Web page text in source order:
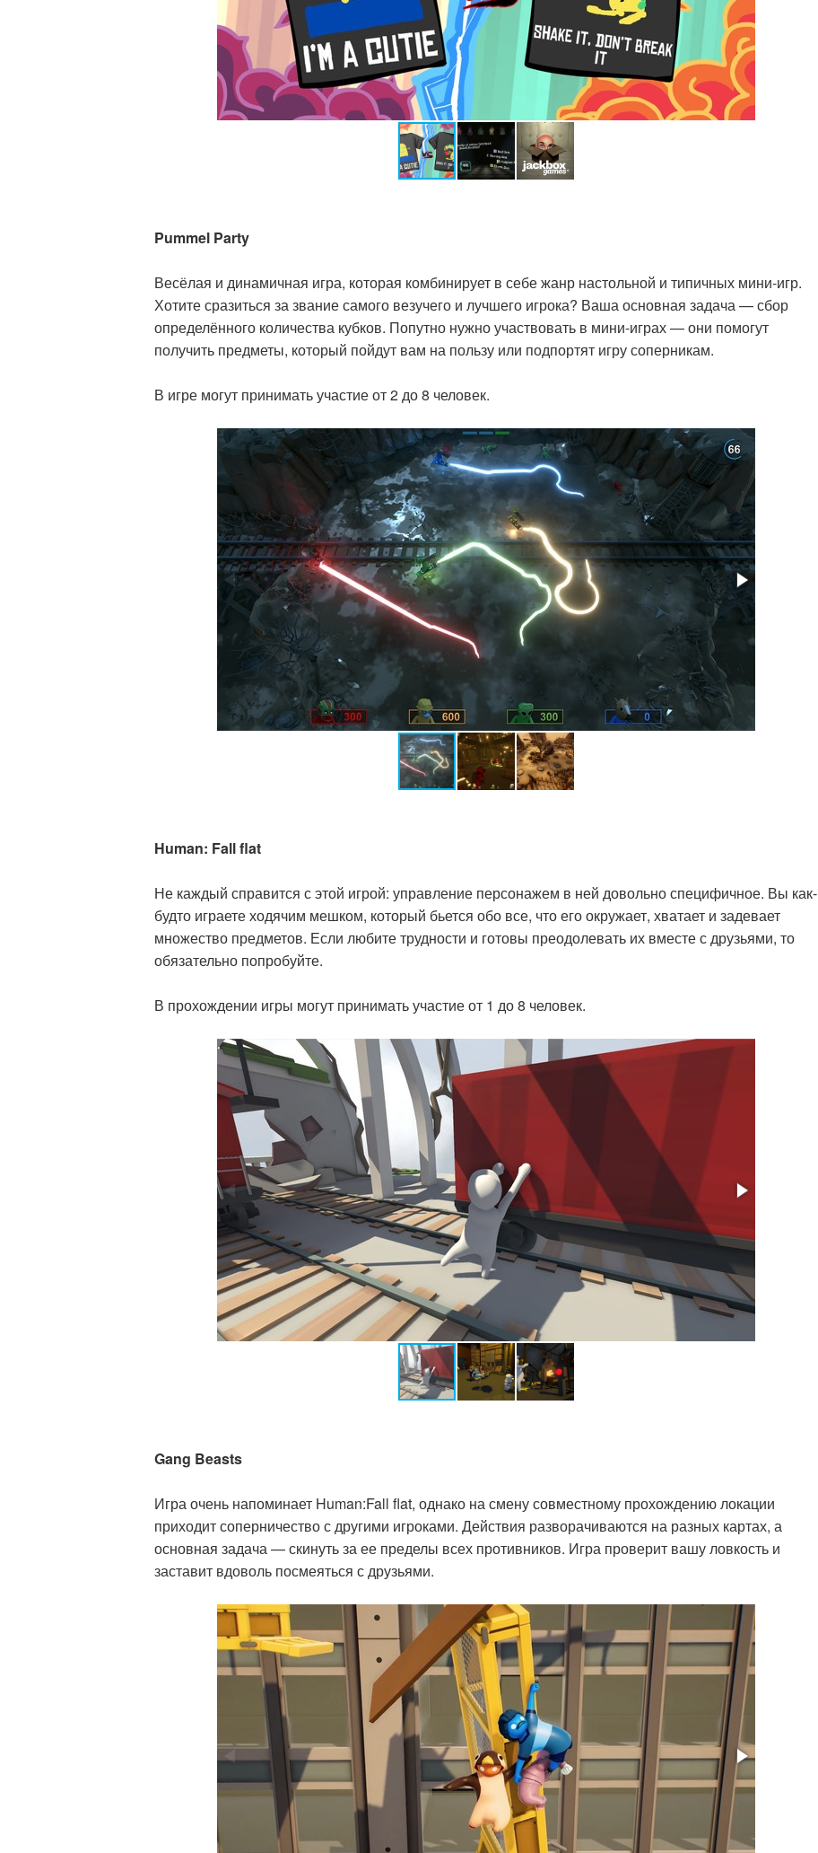
Pummel Party
Весёлая и динамичная игра, которая комбинирует в себе жанр настольной и типичных мини-игр.
Хотите сразиться за звание самого везучего и лучшего игрока? Ваша основная задача — сбор
определённого количества кубков. Попутно нужно участвовать в мини-играх — они помогут
получить предметы, который пойдут вам на пользу или подпортят игру соперникам.
В игре могут принимать участие от 2 до 8 человек.
Human: Fall flat
Не каждый справится с этой игрой: управление персонажем в ней довольно специфичное. Вы как-
будто играете ходячим мешком, который бьется обо все, что его окружает, хватает и задевает
множество предметов. Если любите трудности и готовы преодолевать их вместе с друзьями, то
обязательно попробуйте.
В прохождении игры могут принимать участие от 1 до 8 человек.
Gang Beasts
Игра очень напоминает Human:Fall flat, однако на смену совместному прохождению локации
приходит соперничество с другими игроками. Действия разворачиваются на разных картах, а
основная задача — скинуть за ее пределы всех противников. Игра проверит вашу ловкость и
заставит вдоволь посмеяться с друзьями.